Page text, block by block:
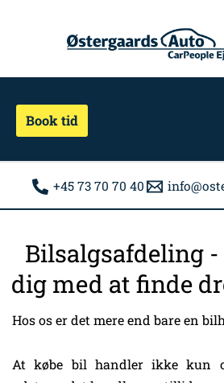
Book tid
+45 73 70 70 40
Bilsalgsafdeling
dig med at finde
Hos os er det mere end bare en
At købe bil handler ikke kun